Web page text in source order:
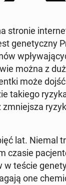
stronie
ge­ne­tycz­ny
można z
może
takiego
lat. Niemal
czasie
w teście
one